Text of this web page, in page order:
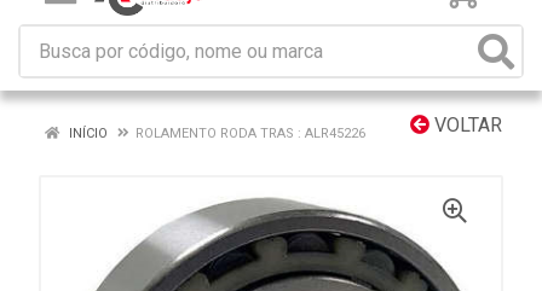
VOLTAR
INÍCIO ROLAMENTO RODA TRAS : ALR45226